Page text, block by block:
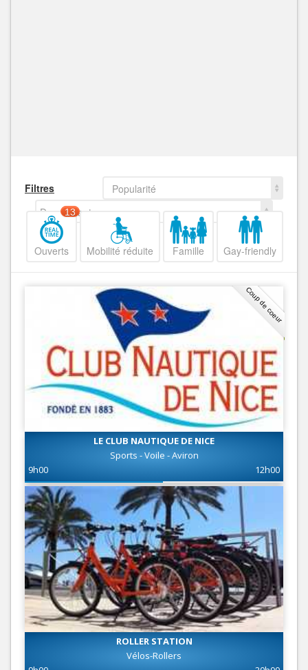
Filtres
Popularité
Decroissant
Ouverts
13
Mobilité réduite Famille Gay-friendly
Coup de coeur
LE CLUB NAUTIQUE DE NICE
Sports - Voile - Aviron
9h00
12h00
ROLLER STATION
Vélos-Rollers